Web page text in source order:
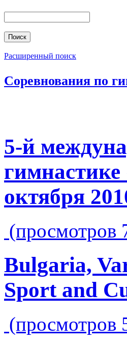
Расширенный поиск
Соревнования по
5-й
октября
(просмотров
Bulgaria,
Sport and
(просмотров